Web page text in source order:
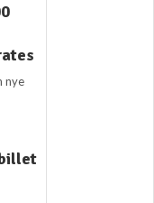
nye